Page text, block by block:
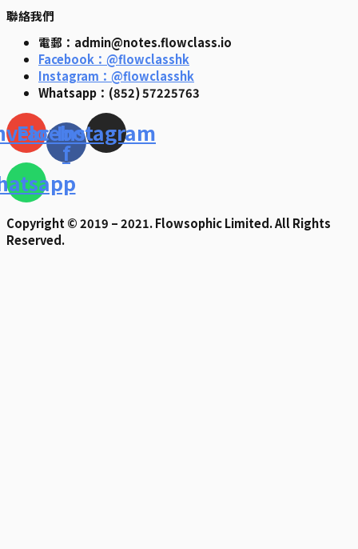
聯絡我們
電郵：admin@notes.flowclass.io
Facebook：@flowclasshk
Instagram：@flowclasshk
Whatsapp：(852) 57225763
Facebook-
f
Instagram
Copyright © 2019 – 2021. Flowsophic Limited. All Rights
Reserved.